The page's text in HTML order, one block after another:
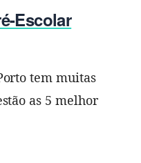
Escolar
tem muitas
as 5 melhor